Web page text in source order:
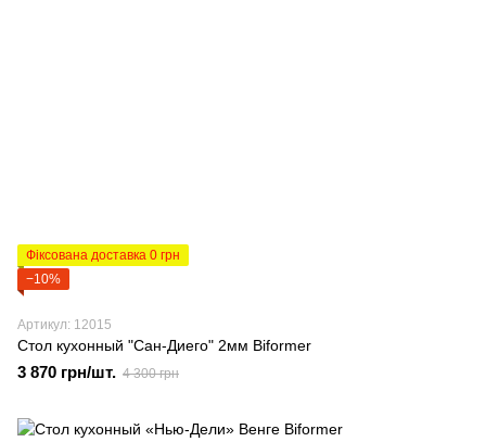
Фіксована доставка 0 грн
−10%
Артикул: 12015
Стол кухонный "Сан-Диего" 2мм Biformer
3 870 грн/шт. 4 300 грн